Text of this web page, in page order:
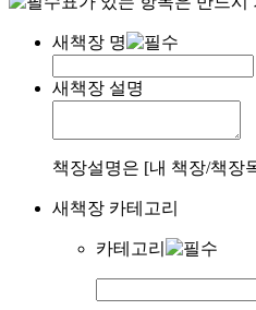
새책장 명
새책장 설명
책장설명은 [내 책장/책장
새책장 카테고리
카테고리